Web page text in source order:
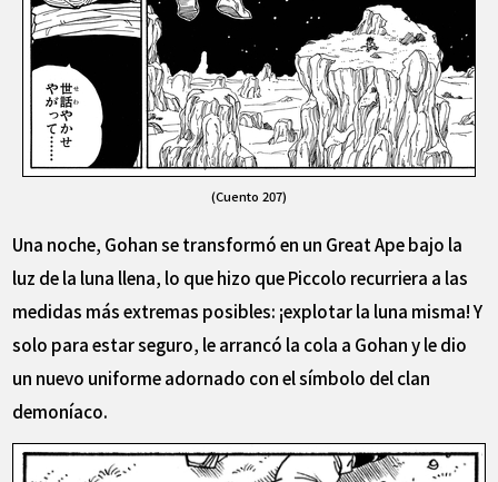
(Cuento 207)
Una noche, Gohan se transformó en un Great Ape bajo la
luz de la luna llena, lo que hizo que Piccolo recurriera a las
medidas más extremas posibles: ¡explotar la luna misma! Y
solo para estar seguro, le arrancó la cola a Gohan y le dio
un nuevo uniforme adornado con el símbolo del clan
demoníaco.